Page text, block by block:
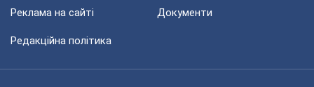
Реклама на сайті Документи
Редакційна політика